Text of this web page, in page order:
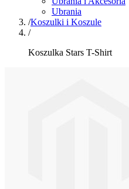
Ubrania
/Koszulki i Koszule
/
Koszulka Stars T-Shirt